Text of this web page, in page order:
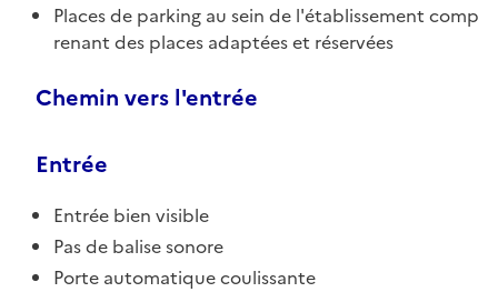
Places de parking au sein de l'établissement comp
renant des places adaptées et réservées
Chemin vers l'entrée
Entrée
Entrée bien visible
Pas de balise sonore
Porte automatique coulissante